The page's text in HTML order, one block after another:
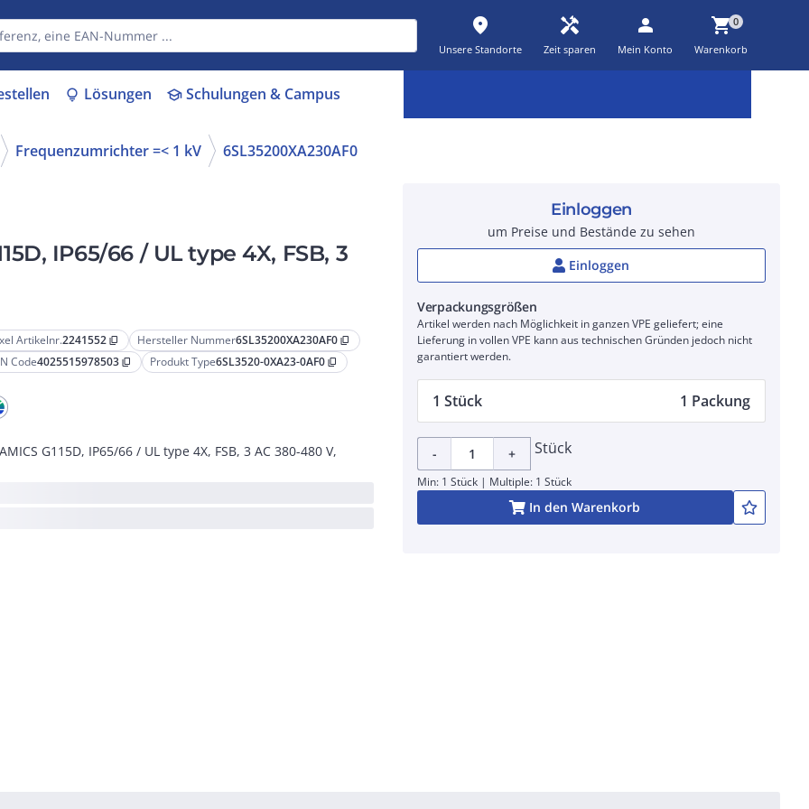
place
Unsere Standorte
handyman
Zeit sparen
person
Mein Konto
shopping_cart0
Warenkorb
lightbulb Lösungen schoolSchulungen & Campus
Frequenzumrichter =< 1 kV 6SL35200XA230AF0
IP65/66 / UL type 4X, FSB, 3
Artikelnr.2241552 content_copy Hersteller Nummer6SL35200XA230AF0 content_copy
Code4025515978503 content_copy Produkt Type6SL3520-0XA23-0AF0 content_copy
G115D, IP65/66 / UL type 4X, FSB, 3 AC 380-480 V,
Einloggen
um Preise und Bestände zu sehen
Einloggen
Verpackungsgrößen
Artikel werden nach Möglichkeit in ganzen VPE geliefert; eine
Lieferung in vollen VPE kann aus technischen Gründen jedoch nicht
garantiert werden.
1 Stück 1 Packung
- + Stück
Min: 1 Stück | Multiple: 1 Stück
In den Warenkorb